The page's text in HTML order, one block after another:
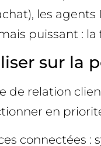
les
puissant : la
sur la
de relation
en
connectées